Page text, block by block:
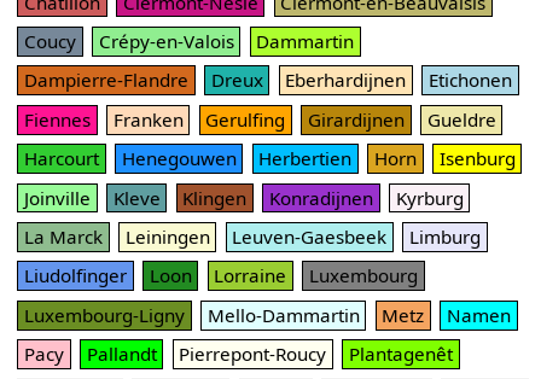
Coucy
Crépy-en-Valois
Dammartin
Dampierre-Flandre
Dreux Eberhardijnen
Etichonen
Fiennes
Franken Gerulfing Girardijnen
Gueldre
Harcourt
Henegouwen Herbertien Horn
Isenburg
Joinville
Kleve Klingen Konradijnen
Kyrburg
La Marck
Leiningen Leuven-Gaesbeek
Limburg
Liudolfinger
Loon Lorraine
Luxembourg
Luxembourg-Ligny
Mello-Dammartin Metz
Namen
Pacy
Pallandt Pierrepont-Roucy
Plantagenêt